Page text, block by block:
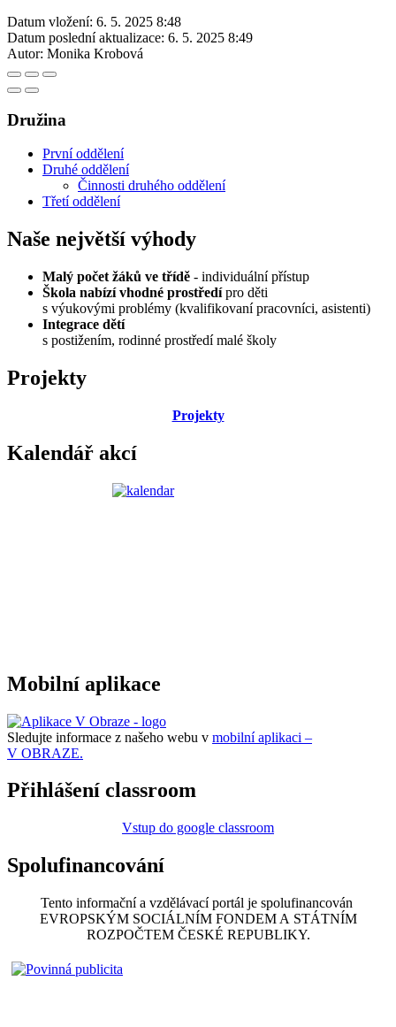
Datum vložení: 6. 5. 2025 8:48
Datum poslední aktualizace: 6. 5. 2025 8:49
Autor: Monika Krobová
Družina
První oddělení
Druhé oddělení
Činnosti druhého oddělení
Třetí oddělení
Naše největší výhody
Malý počet žáků ve třídě - individuální přístup
Škola nabízí vhodné prostředípro děti
s výukovými problémy (kvalifikovaní pracovníci, asistenti)
Integrace dětí
s postižením, rodinné prostředí malé školy
Projekty
Projekty
Kalendář akcí
Mobilní aplikace
Sledujte informace z našeho webu v mobilní aplikaci –
V OBRAZE.
Přihlášení classroom
Vstup do google classroom
Spolufinancování
Tento informační a vzdělávací portál je spolufinancován
EVROPSKÝM SOCIÁLNÍM FONDEM A STÁTNÍM
ROZPOČTEM ČESKÉ REPUBLIKY.